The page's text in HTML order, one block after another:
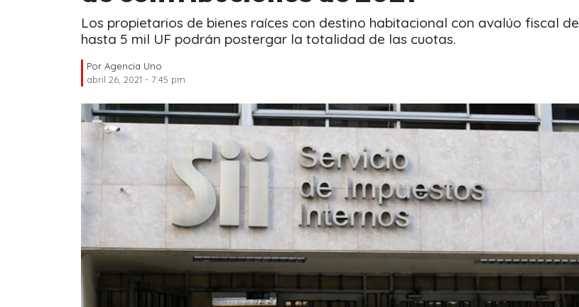
Los propietarios de bienes raíces con destino habitacional con avalúo fiscal de
hasta 5 mil UF podrán postergar la totalidad de las cuotas.
Por Agencia Uno
abril 26, 2021 - 7:45 pm